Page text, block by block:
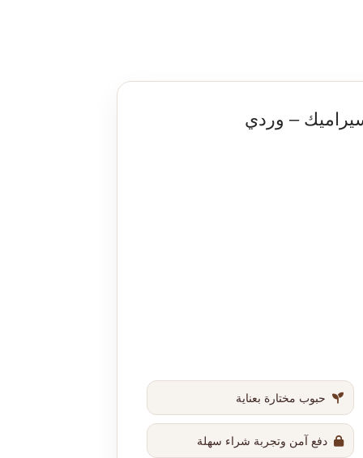
– وردي
حبوب مختارة بعناية
دفع آمن وتجربة شراء سهلة